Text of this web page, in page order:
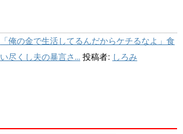
「俺の金で生活してるんだからケチるなよ」食
い尽くし夫の暴言さ... 投稿者: しろみ